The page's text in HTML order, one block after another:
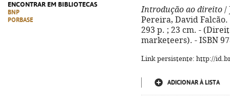
ENCONTRAR EM BIBLIOTECAS
BNP
PORBASE
Introdução ao direito /
Pereira, David Falcão.
293 p. ; 23 cm. -
marketeers). - ISBN
Link persistente: http://
ADICIONAR À LISTA